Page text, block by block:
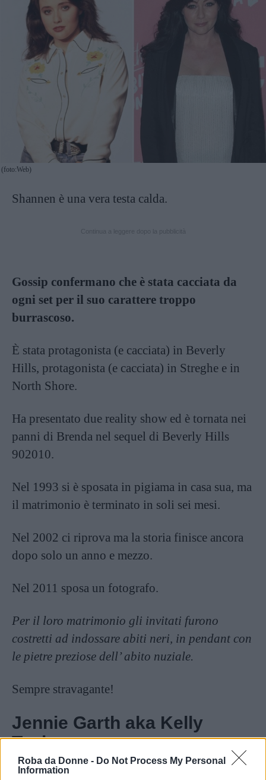
Roba da Donne - Do Not Process My Personal
Information
(foto:Web)
Shannen è una vera testa calda.
Gossip confermano che è stata cacciata da
ogni set per il suo carattere troppo
burrascoso.
È stata protagonista (e cacciata) in Beverly
Hills, protagonista (e cacciata) in Streghe e in
North Shore.
Ha presentato due reality show ed è tornata nei
panni di Brenda nel sequel di Beverly Hills
902010.
Nel 1993 si è sposata in pigiama in casa sua, ma
il matrimonio è terminato in soli sei mesi.
Nel 2002 ci riprova ma la storia finisce ancora
dopo solo un anno e mezzo.
Nel 2011 sposa un fotografo.
Per il loro matrimonio gli invitati furono
costretti ad indossare abiti neri, in pendant con
le pietre preziose dell’ abito nuziale.
Sempre stravagante!
Jennie Garth aka Kelly
Taylor